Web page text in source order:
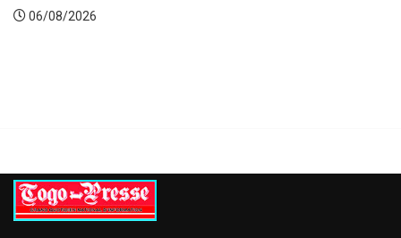
Gestion concertée et durable du